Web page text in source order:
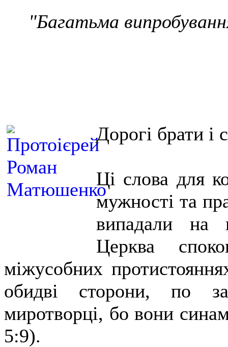
"Багатьма
Дорогі брати і
Ці слова для
мужності та
випадали на
Церква
міжусобних
обидві сторони, по
миротворці, бо вони
5:9).